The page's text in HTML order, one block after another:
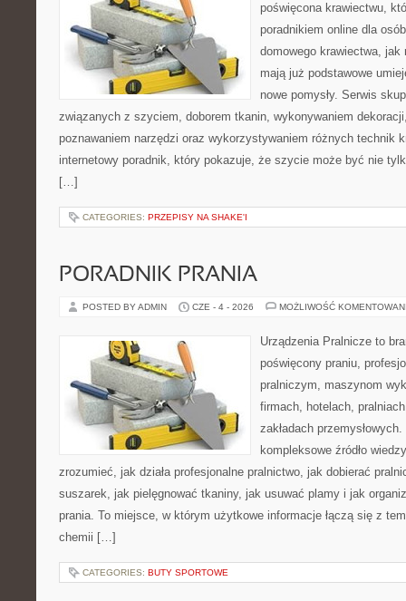
poświęcona krawiectwu,
poradnikiem online dla
domowego krawiectwa,
mają już podstawowe
nowe pomysły. Serwis
związanych z szyciem, doborem tkanin, wykonywaniem
poznawaniem narzędzi oraz wykorzystywaniem różnych technik
internetowy poradnik, który pokazuje, że szycie może być nie
[…]
CATEGORIES: PRZEPISY NA SHAKE'I
PORADNIK PRANIA
POSTED BY ADMIN CZE - 4 - 2026 MOŻLIWOŚĆ
Urządzenia Pralnicze to
poświęcony praniu,
pralniczym, maszynom
firmach, hotelach,
zakładach
kompleksowe źródło
zrozumieć, jak działa profesjonalne pralnictwo, jak dobierać
suszarek, jak pielęgnować tkaniny, jak usuwać plamy i jak
prania. To miejsce, w którym użytkowe informacje łączą się z
chemii […]
CATEGORIES: BUTY SPORTOWE